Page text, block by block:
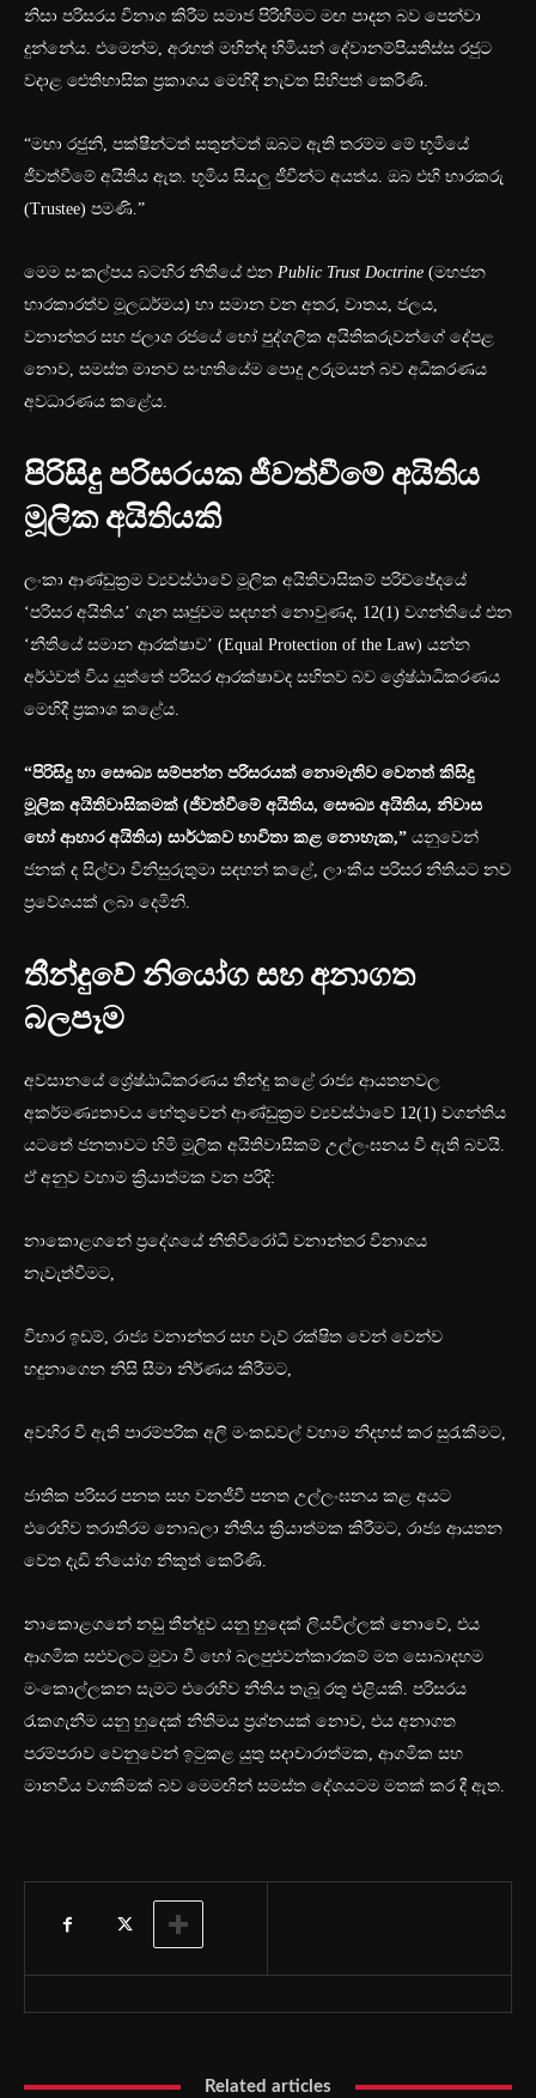
නිසා පරිසරය විනාශ කිරීම සමාජ පිරිහීමට මඟ පාදන බව පෙන්වා
දුන්නේය. එමෙන්ම, අරහත් මහින්ද හිමියන් දේවානම්පියතිස්ස රජුට
වදාළ ඓතිහාසික ප්‍රකාශය මෙහිදී නැවත සිහිපත් කෙරිණි.
“මහා රජුනි, පක්ෂීන්ටත් සතුන්ටත් ඔබට ඇති තරම්ම මේ භූමියේ
ජීවත්වීමේ අයිතිය ඇත. භූමිය සියලු ජීවීන්ට අයත්ය. ඔබ එහි භාරකරු
(Trustee) පමණි.”
මෙම සංකල්පය බටහිර නීතියේ එන Public Trust Doctrine (මහජන
භාරකාරත්ව මූලධර්මය) හා සමාන වන අතර, වාතය, ජලය,
වනාන්තර සහ ජලාශ රජයේ හෝ පුද්ගලික අයිතිකරුවන්ගේ දේපළ
නොව, සමස්ත මානව සංහතියේම පොදු උරුමයන් බව අධිකරණය
අවධාරණය කළේය.
පිරිසිදු පරිසරයක ජීවත්වීමේ අයිතිය
මූලික අයිතියකි
ලංකා ආණ්ඩුක්‍රම ව්‍යවස්ථාවේ මූලික අයිතිවාසිකම් පරිච්ඡේදයේ
‘පරිසර අයිතිය’ ගැන ඍජුවම සඳහන් නොවුණද, 12(1) වගන්තියේ එන
‘නීතියේ සමාන ආරක්ෂාව’ (Equal Protection of the Law) යන්න
අර්ථවත් විය යුත්තේ පරිසර ආරක්ෂාවද සහිතව බව ශ්‍රේෂ්ඨාධිකරණය
මෙහිදී ප්‍රකාශ කළේය.
“පිරිසිදු හා සෞඛ්‍ය සම්පන්න පරිසරයක් නොමැතිව වෙනත් කිසිදු
මූලික අයිතිවාසිකමක් (ජීවත්වීමේ අයිතිය, සෞඛ්‍ය අයිතිය, නිවාස
හෝ ආහාර අයිතිය) සාර්ථකව භාවිතා කළ නොහැක,” යනුවෙන්
ජනක් ද සිල්වා විනිසුරුතුමා සඳහන් කළේ, ලාංකීය පරිසර නීතියට නව
ප්‍රවේශයක් ලබා දෙමිනි.
තීන්දුවේ නියෝග සහ අනාගත
බලපෑම
අවසානයේ ශ්‍රේෂ්ඨාධිකරණය තීන්දු කළේ රාජ්‍ය ආයතනවල
අකර්මණ්‍යතාවය හේතුවෙන් ආණ්ඩුක්‍රම ව්‍යවස්ථාවේ 12(1) වගන්තිය
යටතේ ජනතාවට හිමි මූලික අයිතිවාසිකම් උල්ලංඝනය වී ඇති බවයි.
ඒ අනුව වහාම ක්‍රියාත්මක වන පරිදි:
නාකොළගනේ ප්‍රදේශයේ නීතිවිරෝධී වනාන්තර විනාශය
නැවැත්වීමට,
විහාර ඉඩම්, රාජ්‍ය වනාන්තර සහ වැව් රක්ෂිත වෙන් වෙන්ව
හඳුනාගෙන නිසි සීමා නිර්ණය කිරීමට,
අවහිර වී ඇති පාරම්පරික අලි මංකඩවල් වහාම නිදහස් කර සුරැකීමට,
ජාතික පරිසර පනත සහ වනජීවී පනත උල්ලංඝනය කළ අයට
එරෙහිව තරාතිරම නොබලා නීතිය ක්‍රියාත්මක කිරීමට, රාජ්‍ය ආයතන
වෙත දැඩි නියෝග නිකුත් කෙරිණි.
නාකොළගනේ නඩු තීන්දුව යනු හුදෙක් ලියවිල්ලක් නොවේ, එය
ආගමික සළුවලට මුවා වී හෝ බලපුළුවන්කාරකම් මත සොබාදහම
මංකොල්ලකන සැමට එරෙහිව නීතිය තැබූ රතු එළියකි. පරිසරය
රැකගැනීම යනු හුදෙක් නීතිමය ප්‍රශ්නයක් නොව, එය අනාගත
පරම්පරාව වෙනුවෙන් ඉටුකළ යුතු සදාචාරාත්මක, ආගමික සහ
මානවීය වගකීමක් බව මෙමඟින් සමස්ත දේශයටම මතක් කර දී ඇත.
Related articles